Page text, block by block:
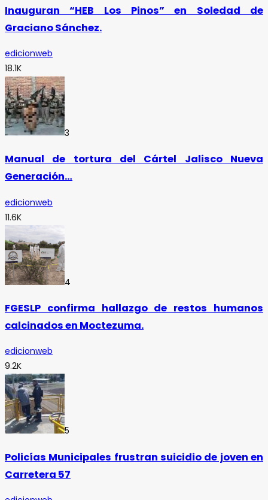
Inauguran “HEB Los Pinos” en Soledad de
Graciano Sánchez.
edicionweb
18.1K
3
Manual de tortura del Cártel Jalisco Nueva
Generación…
edicionweb
11.6K
4
FGESLP confirma hallazgo de restos humanos
calcinados en Moctezuma.
edicionweb
9.2K
5
Policías Municipales frustran suicidio de joven en
Carretera 57